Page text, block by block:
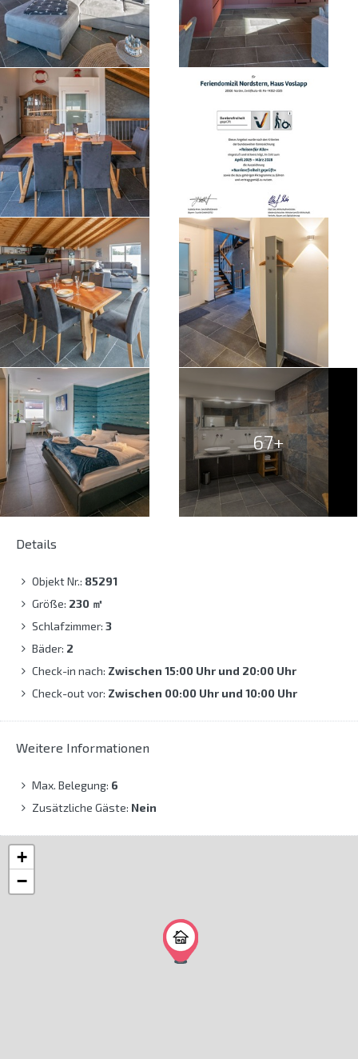
67+
Details
Objekt Nr.: 85291
Größe: 230 ㎡
Schlafzimmer: 3
Bäder: 2
Check-in nach: Zwischen 15:00 Uhr und 20:00 Uhr
Check-out vor: Zwischen 00:00 Uhr und 10:00 Uhr
Weitere Informationen
Max. Belegung: 6
Zusätzliche Gäste: Nein
+
−